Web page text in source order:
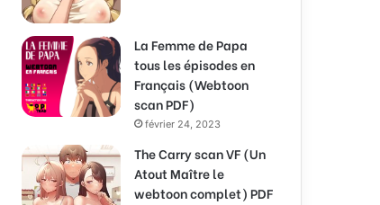
La Femme de Papa
tous les épisodes en
Français (Webtoon
scan PDF)
février 24, 2023
The Carry scan VF (Un
Atout Maître le
webtoon complet) PDF